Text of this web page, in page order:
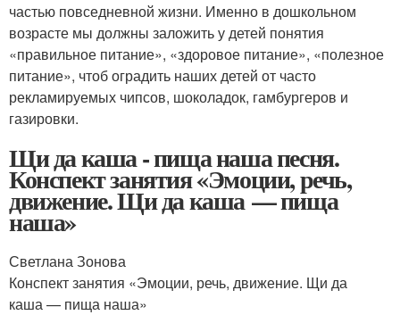
частью повседневной жизни. Именно в дошкольном
возрасте мы должны заложить у детей понятия
«правильное питание», «здоровое питание», «полезное
питание», чтоб оградить наших детей от часто
рекламируемых чипсов, шоколадок, гамбургеров и
газировки.
Щи да каша - пища наша песня.
Конспект занятия «Эмоции, речь,
движение. Щи да каша — пища
наша»
Светлана Зонова
Конспект занятия «Эмоции, речь, движение. Щи да
каша — пища наша»